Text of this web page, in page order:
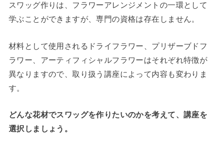
スワッグ作りは、フラワーアレンジメントの一環として
学ぶことができますが、専門の資格は存在しません。
材料として使用されるドライフラワー、プリザーブドフ
ラワー、アーティフィシャルフラワーはそれぞれ特徴が
異なりますので、取り扱う講座によって内容も変わりま
す。
どんな花材でスワッグを作りたいのかを考えて、講座を
選択しましょう。